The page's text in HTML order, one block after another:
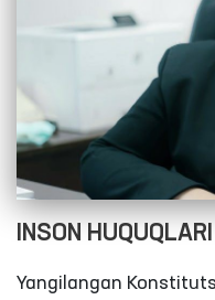
INSON
HIMOYA qilishdagi
Yangilangan